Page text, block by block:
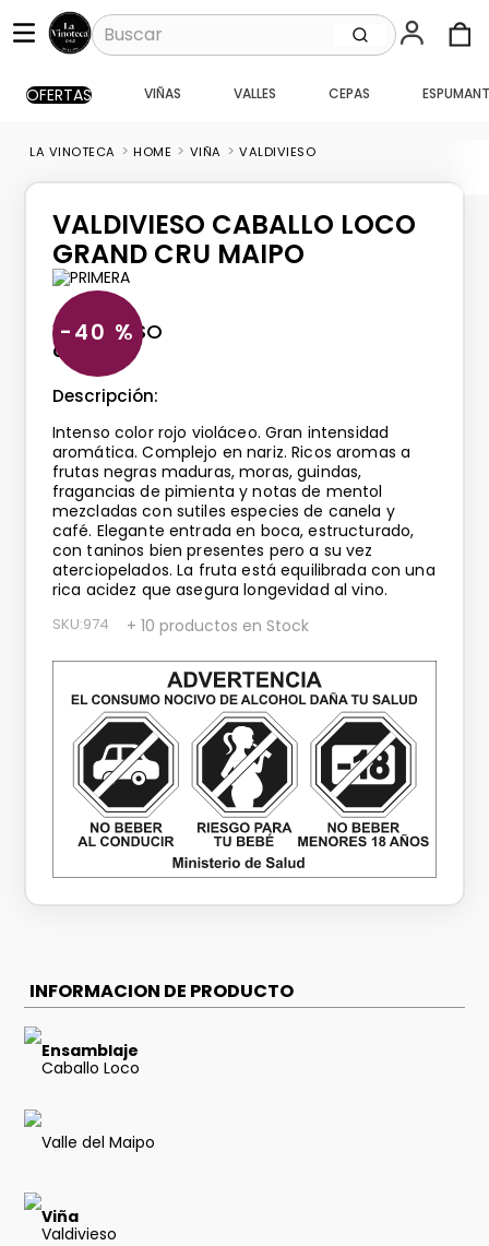
Buscar
OFERTAS VIÑAS VALLES CEPAS
HOME VIÑA VALDIVIESO
VALDIVIESO
CC
Descripción:
Intenso color rojo violáceo. Gran intensidad
aromática. Complejo en nariz. Ricos aromas a
frutas negras maduras, moras, guindas,
fragancias de pimienta y notas de mentol
mezcladas con sutiles especies de canela y
café. Elegante entrada en boca, estructurado,
con taninos bien presentes pero a su vez
aterciopelados. La fruta está equilibrada con una
rica acidez que asegura longevidad al vino.
SKU:974 + 10 productos en Stock
VALDIVIESO CABALLO LOCO
GRAND CRU MAIPO
40 %
INFORMACION DE PRODUCTO
Ensamblaje
Caballo Loco
Valle del Maipo
Viña
Valdivieso
TÉRMINOS MÁS BUSCADOS
carmenere
santa ema
toro piedra
montes
bouchon
reserva